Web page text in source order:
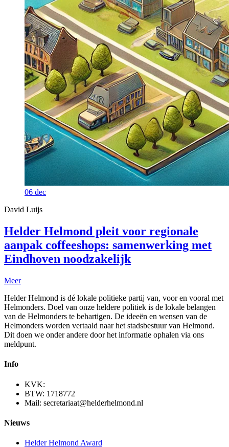
06 dec
David Luijs
Helder Helmond pleit voor regionale
aanpak coffeeshops: samenwerking met
Eindhoven noodzakelijk
Meer
Helder Helmond is dé lokale politieke partij van, voor en vooral met
Helmonders. Doel van onze heldere politiek is de lokale belangen
van de Helmonders te behartigen. De ideeën en wensen van de
Helmonders worden vertaald naar het stadsbestuur van Helmond.
Dit doen we onder andere door het informatie ophalen via ons
meldpunt.
Info
KVK:
BTW: 1718772
Mail: secretariaat@helderhelmond.nl
Nieuws
Helder Helmond Award